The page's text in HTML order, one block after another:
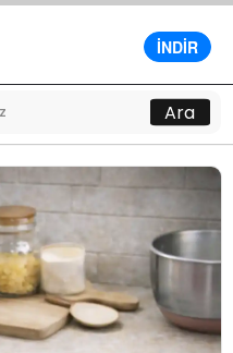
İNDİR0
Ara